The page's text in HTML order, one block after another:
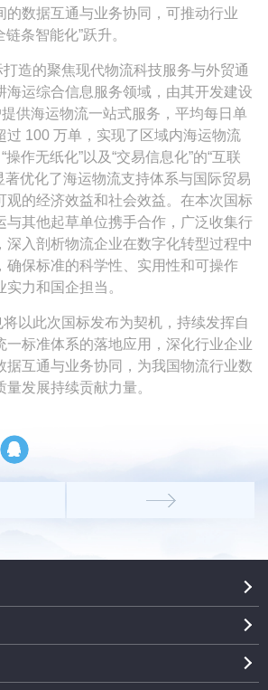
的数据互通与业务协同，可推动行业
链条智能化”跃升。
造的聚焦现代物流科技服务与外贸通
海运综合信息服务领域，由其开发建设
提供海运物流一站式服务，平均每日单
过 100 万单，实现了区域内海运物流
操作无纸化”以及“交易信息化”的“互联
著优化了海运物流支持体系与国际贸易
观的经济效益和社会效益。在本次国标
与其他起草单位携手合作，广泛收集行
深入剖析物流企业在数字化转型过程中
确保标准的科学性、实用性和可操作
力和国企担当。
以此次国标发布为契机，持续发挥自
一标准体系的落地应用，深化行业企业
据互通与业务协同，为我国物流行业数
发展持续贡献力量。